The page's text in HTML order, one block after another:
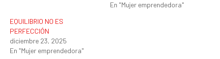
En "Mujer emprendedora"
EQUILIBRIO NO ES
PERFECCIÓN
diciembre 23, 2025
En "Mujer emprendedora"